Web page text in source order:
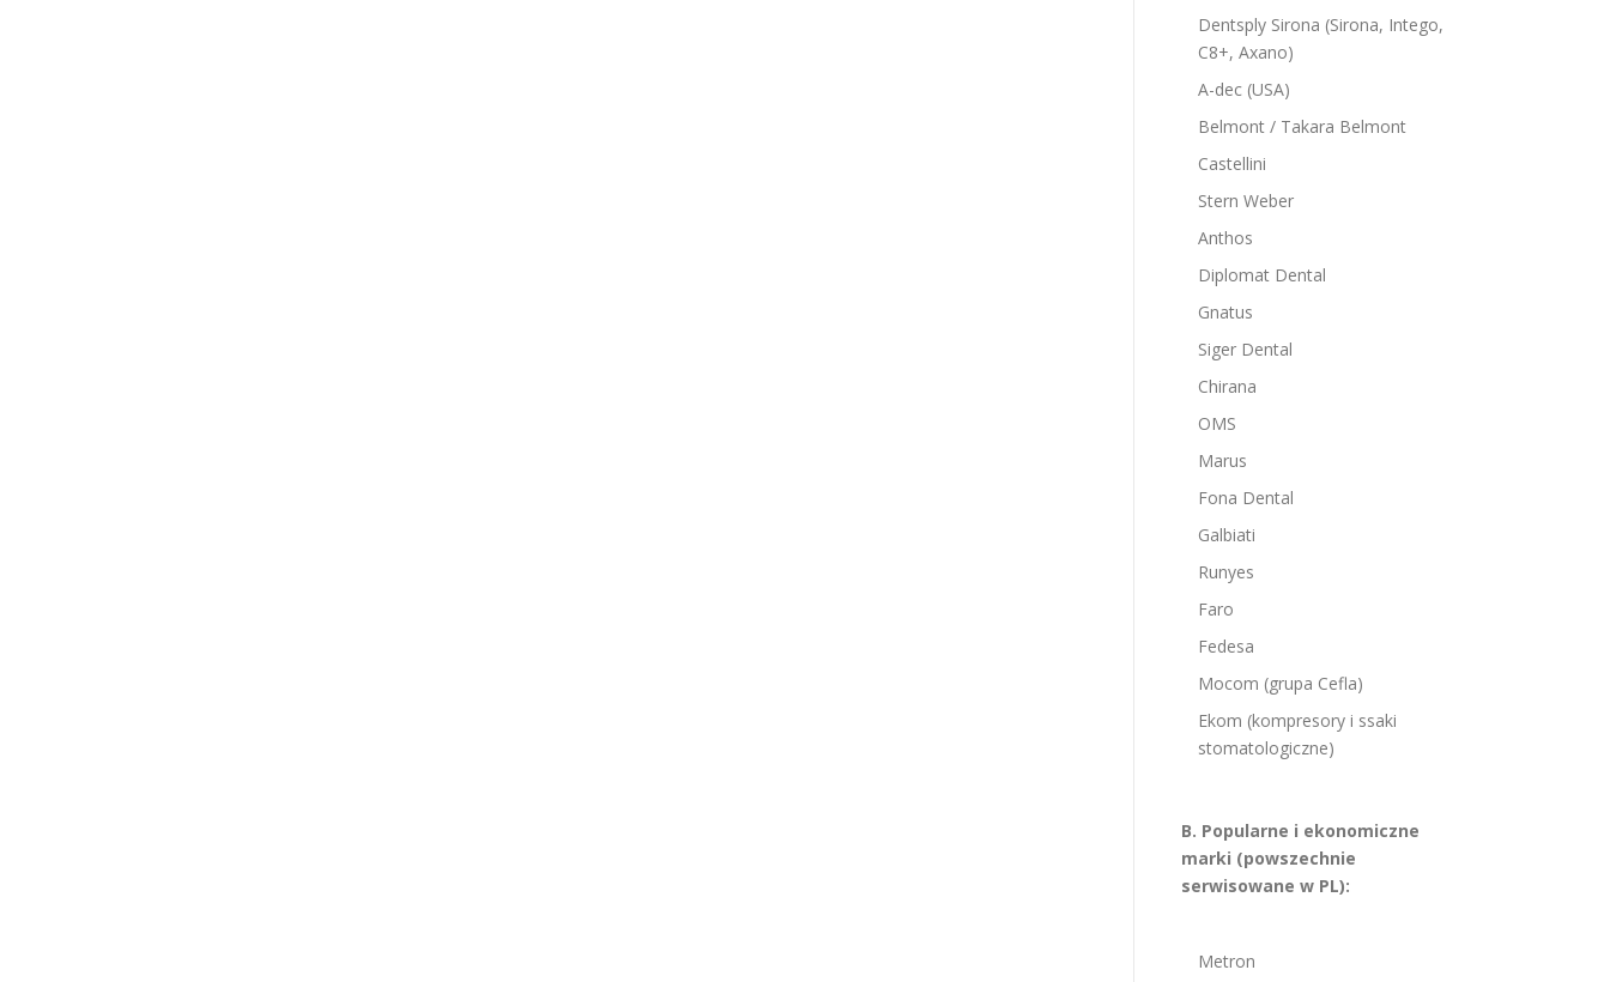
Dentsply Sirona (Sirona, Intego,
C8+, Axano)
A-dec (USA)
Belmont / Takara Belmont
Castellini
Stern Weber
Anthos
Diplomat Dental
Gnatus
Siger Dental
Chirana
OMS
Marus
Fona Dental
Galbiati
Runyes
Faro
Fedesa
Mocom (grupa Cefla)
Ekom (kompresory i ssaki
stomatologiczne)
B. Popularne i ekonomiczne
marki (powszechnie
serwisowane w PL):
Metron